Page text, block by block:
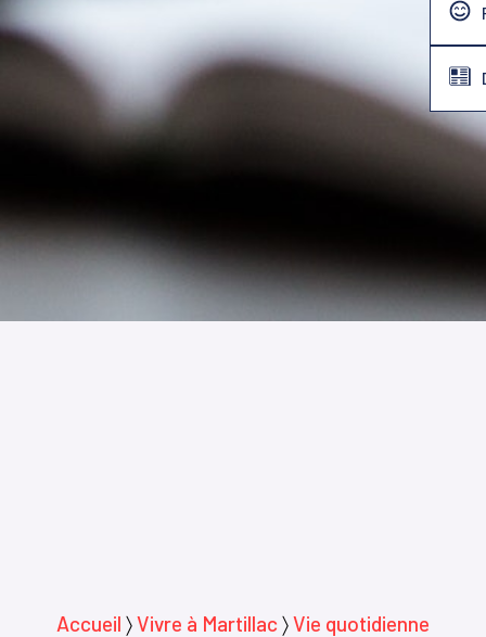
Accueil 〉Vivre à Martillac 〉Vie quotidienne